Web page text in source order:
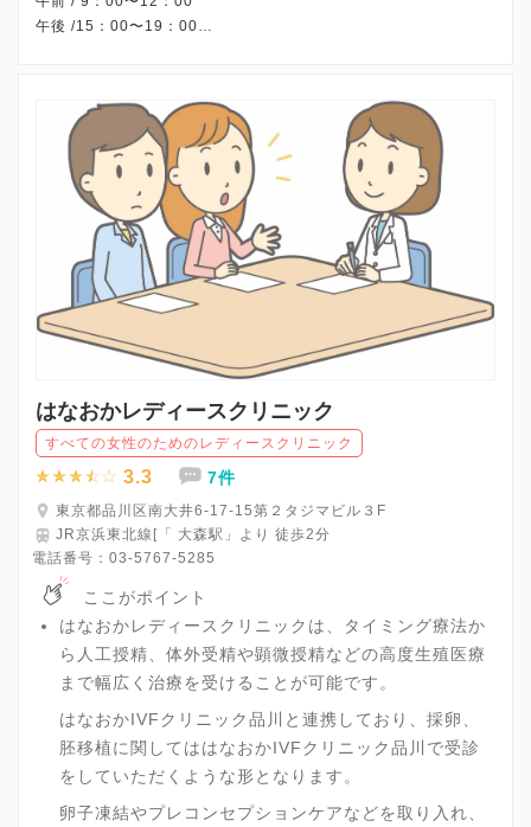
午後 /15：00〜19：00
※詳細はクリニックHPを確認、または直接お問い合わせくださ
はなおかレディースクリニック
すべての女性のためのレディースクリニック
3.3 7件
東京都品川区南大井6-17-15第２タジマビル３F
JR京浜東北線[「 大森駅」より 徒歩2分
電話番号： 03-5767-5285
ここがポイント
はなおかレディースクリニックは、タイミング療法か
ら人工授精、体外受精や顕微授精などの高度生殖医療
まで幅広く治療を受けることが可能です。
はなおかIVFクリニック品川と連携しており、採卵、
胚移植に関してははなおかIVFクリニック品川で受診
をしていただくような形となります。
卵子凍結やプレコンセプションケアなどを取り入れ、